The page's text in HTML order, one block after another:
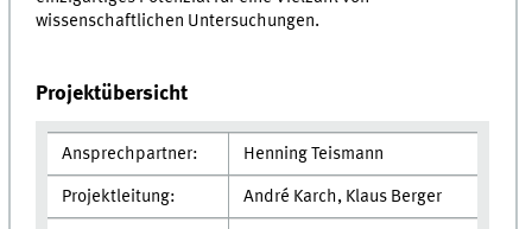
wissenschaftlichen Untersuchungen.
Projektübersicht
Ansprechpartner: Henning Teismann
Projektleitung: André Karch, Klaus Berger